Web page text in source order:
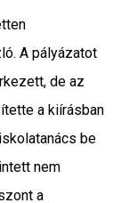
A pályázatot
de az
a kiírásban
be
nem
a